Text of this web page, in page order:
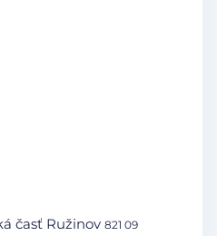
časť Ružinov 821 09